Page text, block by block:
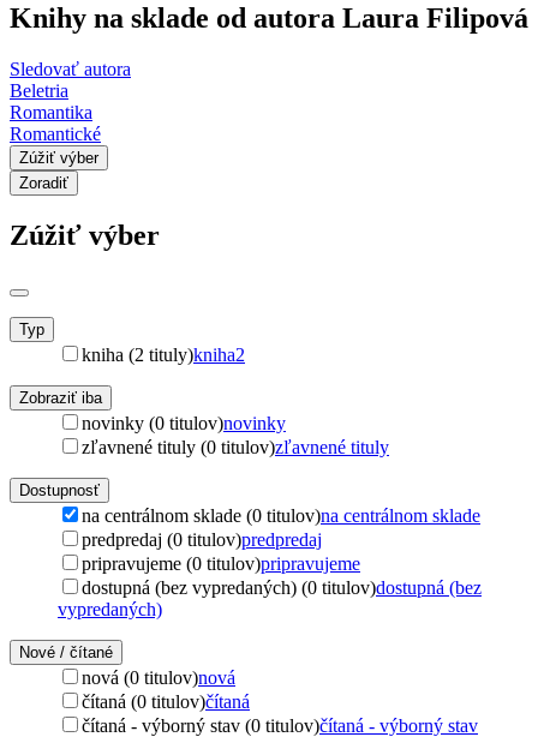
Knihy na sklade od autora Laura Filipová
Sledovať autora
Beletria
Romantika
Romantické
Zúžiť výber
Zoradiť
Zúžiť výber
Typ
kniha (2 tituly)kniha2
Zobraziť iba
novinky (0 titulov)novinky
zľavnené tituly (0 titulov)zľavnené tituly
Dostupnosť
na centrálnom sklade (0 titulov)na centrálnom sklade
predpredaj (0 titulov)predpredaj
pripravujeme (0 titulov)pripravujeme
dostupná (bez vypredaných) (0 titulov)dostupná (bez
vypredaných)
Nové / čítané
nová (0 titulov)nová
čítaná (0 titulov)čítaná
čítaná - výborný stav (0 titulov)čítaná - výborný stav